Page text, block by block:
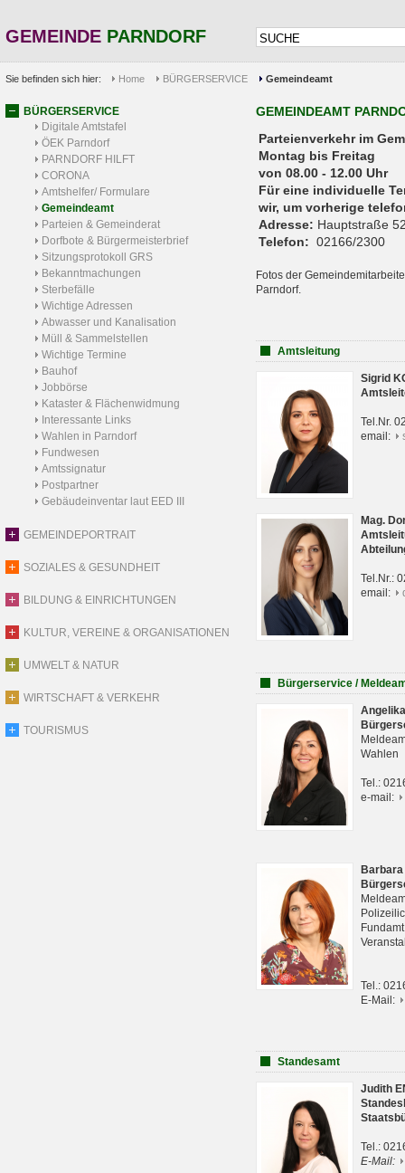
GEMEINDE PARNDORF
Sie befinden sich hier: Home BÜRGERSERVICE Gemeindeamt
BÜRGERSERVICE
Digitale Amtstafel
ÖEK Parndorf
PARNDORF HILFT
CORONA
Amtshelfer/ Formulare
Gemeindeamt
Parteien & Gemeinderat
Dorfbote & Bürgermeisterbrief
Sitzungsprotokoll GRS
Bekanntmachungen
Sterbefälle
Wichtige Adressen
Abwasser und Kanalisation
Müll & Sammelstellen
Wichtige Termine
Bauhof
Jobbörse
Kataster & Flächenwidmung
Interessante Links
Wahlen in Parndorf
Fundwesen
Amtssignatur
Postpartner
Gebäudeinventar laut EED III
GEMEINDEPORTRAIT
SOZIALES & GESUNDHEIT
BILDUNG & EINRICHTUNGEN
KULTUR, VEREINE & ORGANISATIONEN
UMWELT & NATUR
WIRTSCHAFT & VERKEHR
TOURISMUS
GEMEINDEAMT
Parteienverkehr
Montag bis Freitag
von 08.00 - 12.00 Uhr
Für eine individuelle
wir, um vorherige
Adresse: Hauptstraße
Telefon: 02166/2300
Fotos der
Parndorf.
Amtsleitung
Sigrid
Tel.Nr.
email:
Mag.
Tel.Nr.:
email:
Bürgerservice /
Wahlen
Tel.:
e-mail:
Tel.:
E-Mail:
Standesamt
Judith
Tel.:
E-Mail: